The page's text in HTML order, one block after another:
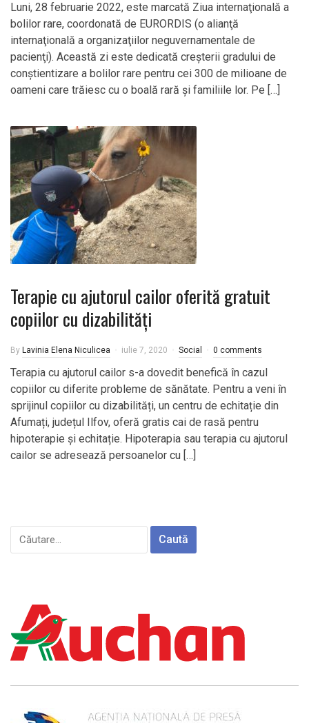
Luni, 28 februarie 2022, este marcată Ziua internaţională a
bolilor rare, coordonată de EURORDIS (o alianţă
internaţională a organizaţiilor neguvernamentale de
pacienţi). Această zi este dedicată creșterii gradului de
conştientizare a bolilor rare pentru cei 300 de milioane de
oameni care trăiesc cu o boală rară și familiile lor. Pe […]
Terapie cu ajutorul cailor oferită gratuit
copiilor cu dizabilități
By Lavinia Elena Niculicea iulie 7, 2020 Social 0 comments
Terapia cu ajutorul cailor s-a dovedit benefică în cazul
copiilor cu diferite probleme de sănătate. Pentru a veni în
sprijinul copiilor cu dizabilități, un centru de echitație din
Afumați, județul Ilfov, oferă gratis cai de rasă pentru
hipoterapie și echitație. Hipoterapia sau terapia cu ajutorul
cailor se adresează persoanelor cu […]
Caută
după: